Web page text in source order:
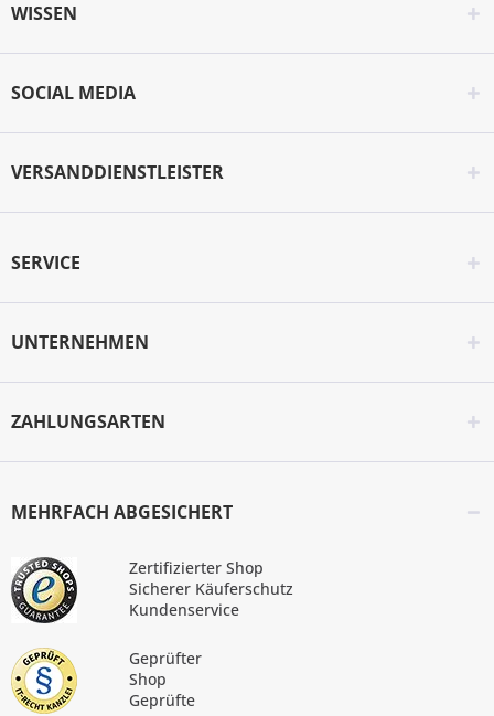
WISSEN
SOCIAL MEDIA
VERSANDDIENSTLEISTER
SERVICE
UNTERNEHMEN
ZAHLUNGSARTEN
MEHRFACH ABGESICHERT
Zertifizierter Shop
Sicherer Käuferschutz
Kundenservice
Geprüfter
Shop
Geprüfte